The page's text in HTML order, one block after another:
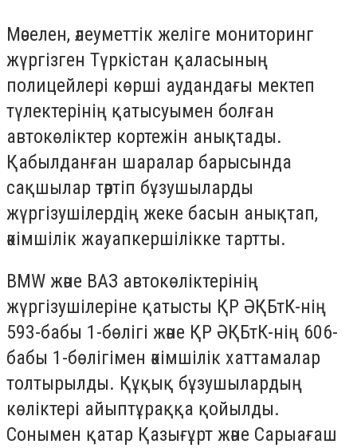
Мәселен, әлеуметтік желіге мониторинг
жүргізген Түркістан қаласының
полицейлері көрші аудандағы мектеп
түлектерінің қатысуымен болған
автокөліктер кортежін анықтады.
Қабылданған шаралар барысында
сақшылар тәртіп бұзушыларды
жүргізушілердің жеке басын анықтап,
әкімшілік жауапкершілікке тартты.
BMW және ВАЗ автокөліктерінің
жүргізушілеріне қатысты ҚР ӘҚБтК-нің
593-бабы 1-бөлігі және ҚР ӘҚБтК-нің 606-
бабы 1-бөлігімен әкімшілік хаттамалар
толтырылды. Құқық бұзушылардың
көліктері айыптұраққа қойылды.
Сонымен қатар Қазығұрт және Сарыағаш